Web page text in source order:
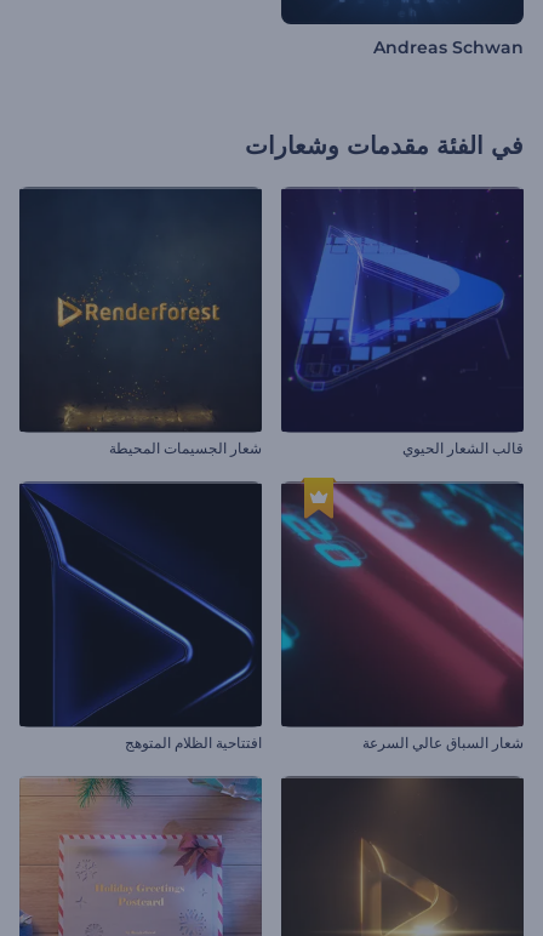
Andreas Schwan
في الفئة مقدمات وشعارات
قالب الشعار الحيوي شعار الجسيمات المحيطة
شعار السباق عالي السرعة افتتاحية الظلام المتوهج